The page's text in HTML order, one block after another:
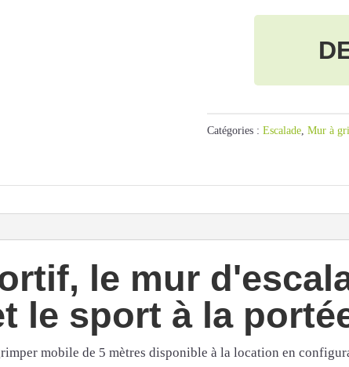
Catégories :Escalade,Mur à
le mur
le sport à la
mobile de 5 mètres disponible à la location en